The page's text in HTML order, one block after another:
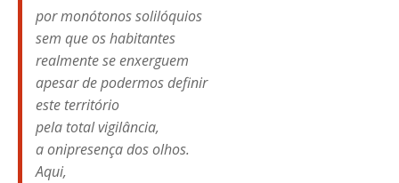
por monótonos solilóquios
sem que os habitantes
realmente se enxerguem
apesar de podermos definir
este território
pela total vigilância,
a onipresença dos olhos.
Aqui,